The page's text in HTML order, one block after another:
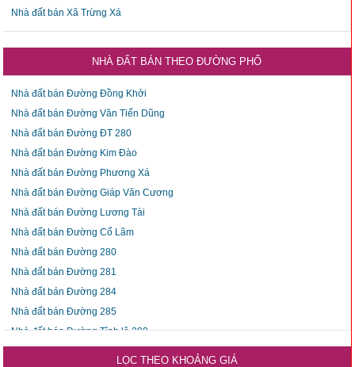
Nhà đất bán Xã Trừng Xá
NHÀ ĐẤT BÁN THEO ĐƯỜNG PHỐ
Nhà đất bán Đường Đồng Khởi
Nhà đất bán Đường Văn Tiến Dũng
Nhà đất bán Đường ĐT 280
Nhà đất bán Đường Kim Đào
Nhà đất bán Đường Phương Xá
Nhà đất bán Đường Giáp Văn Cương
Nhà đất bán Đường Lương Tài
Nhà đất bán Đường Cổ Lãm
Nhà đất bán Đường 280
Nhà đất bán Đường 281
Nhà đất bán Đường 284
Nhà đất bán Đường 285
Nhà đất bán Đường Tỉnh lộ 280
LỌC THEO KHOẢNG GIÁ